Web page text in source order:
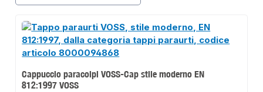
Cappuccio paracolpi VOSS-Cap stile moderno EN
812:1997 VOSS